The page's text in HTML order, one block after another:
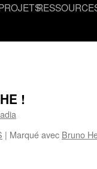
!
| Marqué avec Bruno